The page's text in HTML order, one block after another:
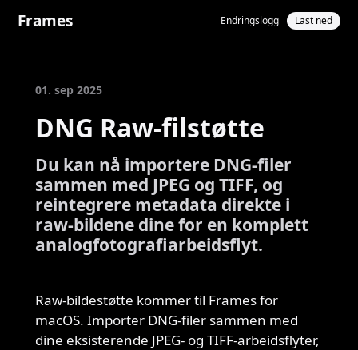
Frames Endringslogg Last ned
01. sep 2025
DNG Raw-filstøtte
Du kan nå importere DNG-filer
sammen med JPEG og TIFF, og
reintegrere metadata direkte i
raw-bildene dine for en komplett
analogfotografiarbeidsflyt.
Raw-bildestøtte kommer til Frames for
macOS. Importer DNG-filer sammen med
dine eksisterende JPEG- og TIFF-arbeidsflyter,